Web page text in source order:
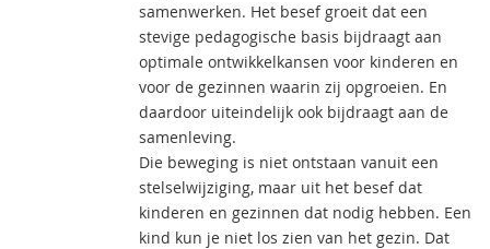
samenwerken. Het besef groeit dat een
stevige pedagogische basis bijdraagt aan
optimale ontwikkelkansen voor kinderen en
voor de gezinnen waarin zij opgroeien. En
daardoor uiteindelijk ook bijdraagt aan de
samenleving.
Die beweging is niet ontstaan vanuit een
stelselwijziging, maar uit het besef dat
kinderen en gezinnen dat nodig hebben. Een
kind kun je niet los zien van het gezin. Dat